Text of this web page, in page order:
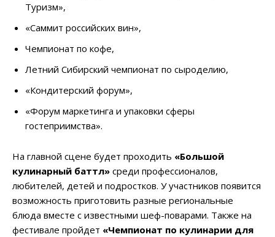
Туризм»,
«Саммит российских вин»,
Чемпионат по кофе,
Летний Сибирский чемпионат по сыроделию,
«Кондитерский форум»,
«Форум маркетинга и упаковки сферы
гостеприимства».
На главной сцене будет проходить «Большой
кулинарный баттл» среди профессионалов,
любителей, детей и подростков. У участников появится
возможность приготовить разные региональные
блюда вместе с известными шеф-поварами. Также на
фестивале пройдет «Чемпионат по кулинарии для